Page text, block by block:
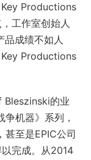
Key Productions
工作室创始人
成绩不如人
Key Productions
Bleszinski的业
机器》系列，
甚至是EPIC公司
完成。从2014